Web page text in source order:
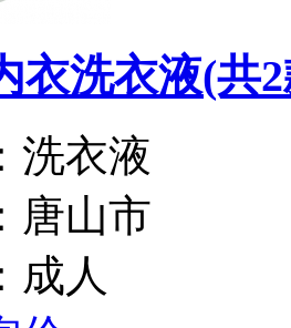
衣洗衣液(共
洗衣液
唐山市
成人